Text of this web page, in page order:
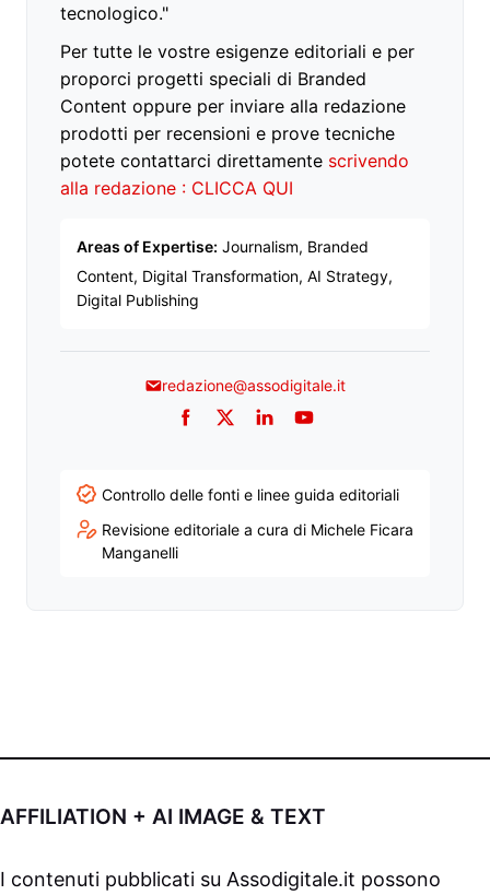
tecnologico."
Per tutte le vostre esigenze editoriali e per
proporci progetti speciali di Branded
Content oppure per inviare alla redazione
prodotti per recensioni e prove tecniche
potete contattarci direttamente scrivendo
alla redazione : CLICCA QUI
Areas of Expertise: Journalism, Branded
Content, Digital Transformation, AI Strategy,
Digital Publishing
redazione@assodigitale.it
Facebook
TwitterLinkedInYouTube
Controllo delle fonti e linee guida editoriali
Revisione editoriale a cura di Michele Ficara
Manganelli
AFFILIATION + AI IMAGE & TEXT
I contenuti pubblicati su Assodigitale.it possono